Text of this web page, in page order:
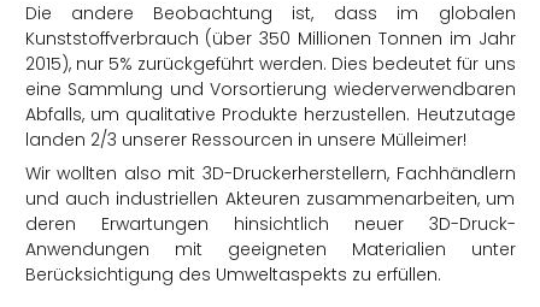
Die andere Beobachtung ist, dass im globalen
Kunststoffverbrauch (über 350 Millionen Tonnen im Jahr
2015), nur 5% zurückgeführt werden. Dies bedeutet für uns
eine Sammlung und Vorsortierung wiederverwendbaren
Abfalls, um qualitative Produkte herzustellen. Heutzutage
landen 2/3 unserer Ressourcen in unsere Mülleimer!
Wir wollten also mit 3D-Druckerherstellern, Fachhändlern
und auch industriellen Akteuren zusammenarbeiten, um
deren Erwartungen hinsichtlich neuer 3D-Druck-
Anwendungen mit geeigneten Materialien unter
Berücksichtigung des Umweltaspekts zu erfüllen.